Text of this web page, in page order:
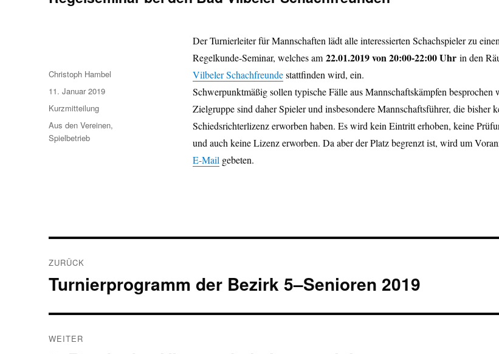
Der Turnierleiter für Mannschaften lädt alle interessierten Schachspieler zu
Regelkunde-Seminar, welches am 22.01.2019 von 20:00-22:00 Uhrin den
Vilbeler Schachfreundestattfinden wird, ein.
Schwerpunktmäßig sollen typische Fälle aus Mannschaftskämpfen besprochen
Zielgruppe sind daher Spieler und insbesondere Mannschaftsführer, die bisher
Schiedsrichterlizenz erworben haben. Es wird kein Eintritt erhoben, keine
und auch keine Lizenz erworben. Da aber der Platz begrenzt ist, wird um
E-Mail gebeten.
Autor
Christoph Hambel
Veröffentlicht
am
11. Januar 2019
Format
Kurzmitteilung
Kategorien
Aus den Vereinen,
Spielbetrieb
ZURÜCK
Vorheriger
Turnierprogramm der Bezirk 5–Senioren 2019
WEITER